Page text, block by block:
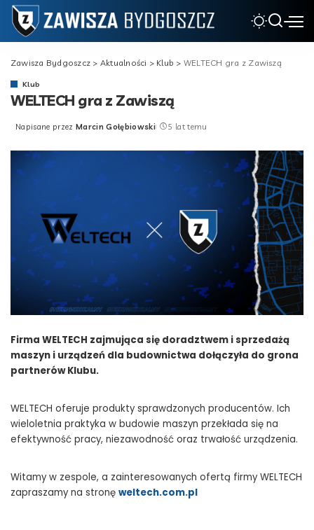
Zawisza Bydgoszcz > Aktualności > Klub > WELTECH gra z Zawiszą
Klub
WELTECH gra z Zawiszą
Posted
Napisane przez Marcin Gołębiowski 5 lat temu
Firma WELTECH zajmująca się doradztwem i sprzedażą
maszyn i urządzeń dla budownictwa dołączyła do grona
partnerów Klubu.
WELTECH oferuje produkty sprawdzonych producentów. Ich
wieloletnia praktyka w budowie maszyn przekłada się na
efektywność pracy, niezawodność oraz trwałość urządzenia.
Witamy w zespole, a zainteresowanych ofertą firmy WELTECH
zapraszamy na stronę weltech.com.pl